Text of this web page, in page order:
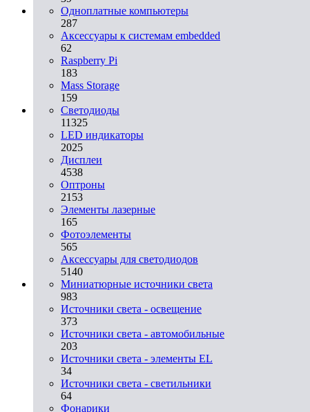
Одноплатные компьютеры
287
Аксессуары к системам embedded
62
Raspberry Pi
183
Mass Storage
159
Светодиоды
11325
LED индикаторы
2025
Дисплеи
4538
Оптроны
2153
Элементы лазерные
165
Фотоэлементы
565
Аксессуары для светодиодов
5140
Миниатюрные источники света
983
Источники света - освещение
373
Источники света - автомобильные
203
Источники света - элементы EL
34
Источники света - светильники
64
Фонарики